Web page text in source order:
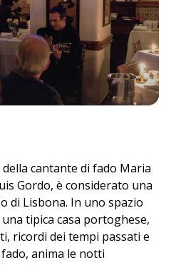
cantante di fado Maria
Gordo, è considerato una
di Lisbona. In uno spazio
tipica casa portoghese,
ricordi dei tempi passati e
anima le notti